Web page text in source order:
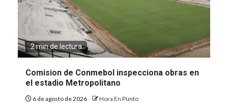
2 min de lectura
Comision de Conmebol inspecciona obras en
el estadio Metropolitano
6 de agosto de 2026 Hora En Punto